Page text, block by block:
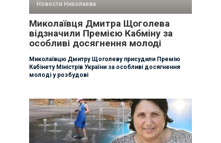
Новости Николаева
Миколаївця Дмитра Щоголева
відзначили Премією Кабміну за
особливі досягнення молоді
Миколаївцю Дмитру Щоголеву присудили Премію
Кабінету Міністрів України за особливі досягнення
молоді у розбудові